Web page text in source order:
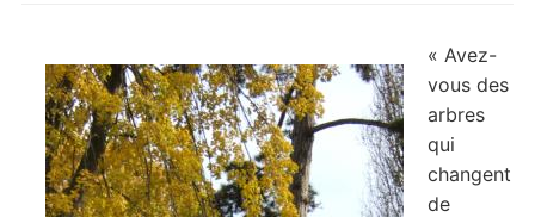
« Avez-
vous des
arbres
qui
changent
de